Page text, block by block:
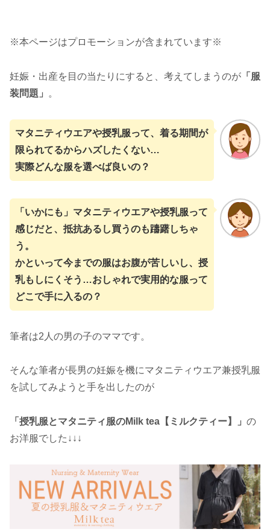
※本ページはプロモーションが含まれています※
妊娠・出産を目の当たりにすると、考えてしまうのが 「服
装問題」
。
マタニティウエアや授乳服って、着る期間が
限られてるからハズしたくない…
実際どんな服を選べば良いの？
「いかにも」マタニティウエアや授乳服って
感じだと、抵抗あるし買うのも躊躇しちゃ
う。
かといって今までの服はお腹が苦しいし、授
乳もしにくそう…おしゃれで実用的な服って
どこで手に入るの？
筆者は2人の男の子のママです。
そんな筆者が長男の妊娠を機にマタニティウエア兼授乳服
を試してみようと手を出したのが
「授乳服とマタニティ服のMilk tea【ミルクティー】」 の
お洋服でした↓↓↓